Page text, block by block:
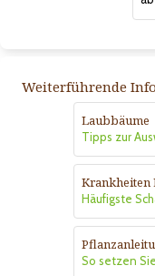
Weiterführende
Laubbäume
Tipps zur
Krankheiten
Häufigste
So setzen